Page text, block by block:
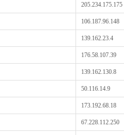
205.234.175.175
106.187.96.148
139.162.23.4
176.58.107.39
139.162.130.8
50.116.14.9
173.192.68.18
67.228.112.250